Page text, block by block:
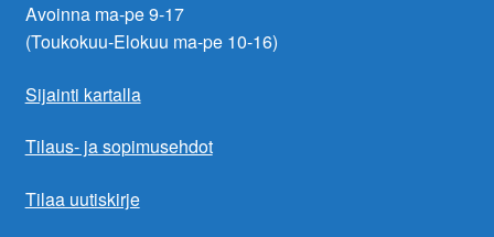
Avoinna ma-pe 9-17
(Toukokuu-Elokuu ma-pe 10-16)
Sijainti kartalla
Tilaus- ja sopimusehdot
Tilaa uutiskirje